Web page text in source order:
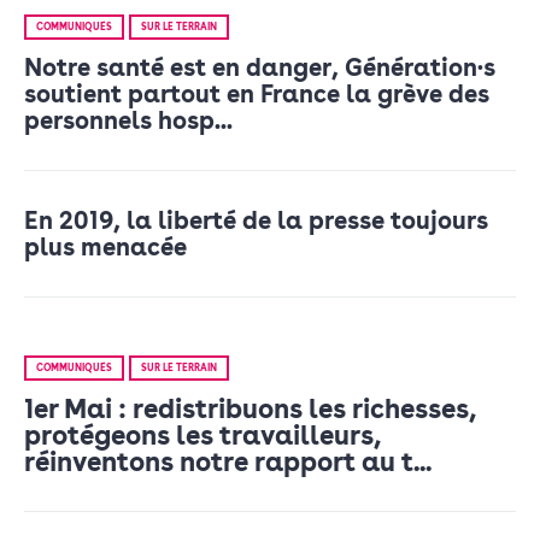
COMMUNIQUÉS SUR LE TERRAIN
Notre santé est en danger, Génération·s
soutient partout en France la grève des
personnels hosp...
En 2019, la liberté de la presse toujours
plus menacée
COMMUNIQUÉS SUR LE TERRAIN
1er Mai : redistribuons les richesses,
protégeons les travailleurs,
réinventons notre rapport au t...